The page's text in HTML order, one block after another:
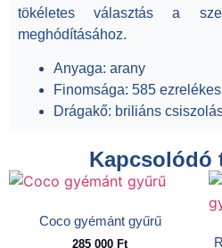
tökéletes választás a
meghódításához.
Anyaga: arany
Finomsága: 585
Drágakő: briliáns
Kapcsolódó
Coco gyémánt gyűrű
285 000 Ft